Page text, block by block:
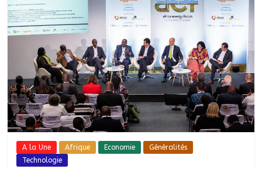
A la Une Afrique Economie
Généralités
Technologie